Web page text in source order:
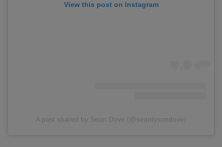
View this post on Instagram
A post shared by Sean Dove (@seantysondove)